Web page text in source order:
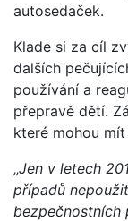
autosedaček.
Klade si za cíl
dalších
používání a
přepravě dětí.
které mohou
„Jen v letech
případů
bezpečnostních